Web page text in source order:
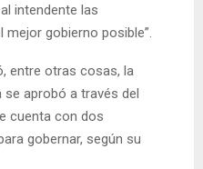
intendente las
mejor gobierno posible”.
entre otras cosas, la
se aprobó a través del
cuenta con dos
gobernar, según su